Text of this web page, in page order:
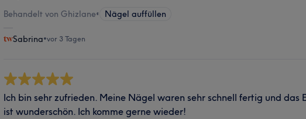
Behandelt von Ghizlane• Nägel auffüllen
Sabrina•vor 3 Tagen
Ich bin sehr zufrieden. Meine Nägel waren sehr schnell fertig und das
ist wunderschön. Ich komme gerne wieder!